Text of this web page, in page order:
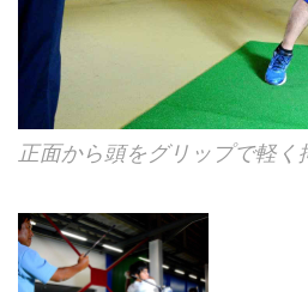
正面から頭をグリップで軽